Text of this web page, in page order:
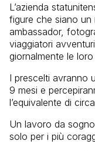
L’azienda
figure che siano un
ambassador,
viaggiatori
giornalmente le
I prescelti avranno
9 mesi e
l’equivalente di
Un lavoro da
solo per i più